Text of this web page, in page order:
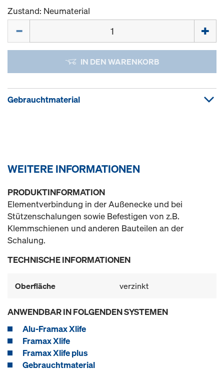
Zustand: Neumaterial
IN DEN WARENKORB
Gebrauchtmaterial
WEITERE INFORMATIONEN
PRODUKTINFORMATION
Elementverbindung in der Außenecke und bei
Stützenschalungen sowie Befestigen von z.B.
Klemmschienen und anderen Bauteilen an der
Schalung.
TECHNISCHE INFORMATIONEN
Oberfläche verzinkt
ANWENDBAR IN FOLGENDEN SYSTEMEN
Alu-Framax Xlife
Framax Xlife
Framax Xlife plus
Gebrauchtmaterial